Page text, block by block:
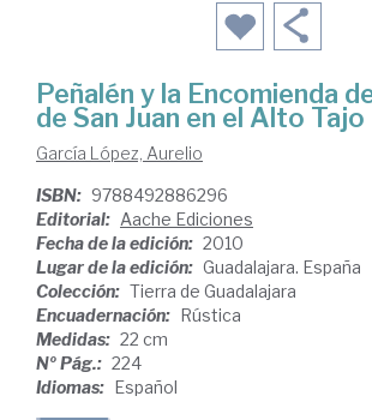
Peñalén y la Encomienda
de San Juan en el Alto Tajo
García López, Aurelio
ISBN: 9788492886296
Editorial: Aache Ediciones
Fecha de la edición: 2010
Lugar de la edición: Guadalajara. España
Colección: Tierra de Guadalajara
Encuadernación:
Rústica
Medidas: 22 cm
Nº Pág.: 224
Idiomas:
Español